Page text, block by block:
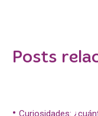
Posts
Curiosidades: